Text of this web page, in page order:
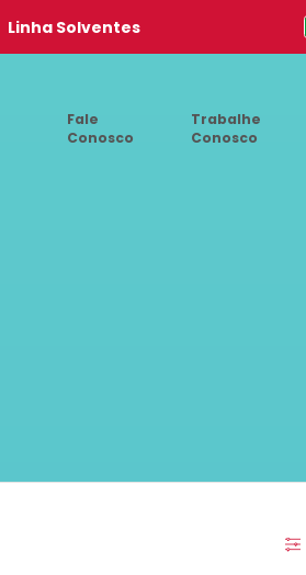
Linha Solventes
Fale
Conosco
Trabalhe
Conosco